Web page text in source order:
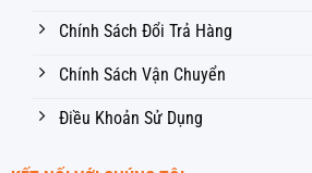
Chính Sách Đổi Trả Hàng
Chính Sách Vận Chuyển
Điều Khoản Sử Dụng